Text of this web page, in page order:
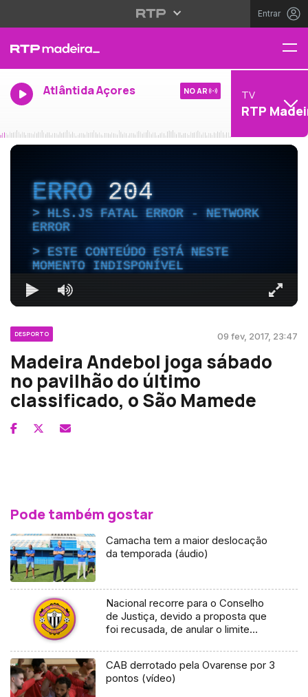
Entrar
Atlântida Açores NO AR TV
RTP
ERRO204
HLS.JS FATAL ERROR - NETWORK
ERROR
ESTE CONTEÚDO ESTÁ NESTE
MOMENTO INDISPONÍVEL
DESPORTO 09 fev, 2017, 23:47
Madeira Andebol joga sábado
no pavilhão do último
classificado, o São Mamede
Pode também gostar
Camacha tem a maior deslocação
da temporada (áudio)
Nacional recorre para o Conselho
de Justiça, devido a proposta que
foi recusada, de anular o limite
da II Liga
CAB derrotado pela Ovarense por 3
pontos (vídeo)